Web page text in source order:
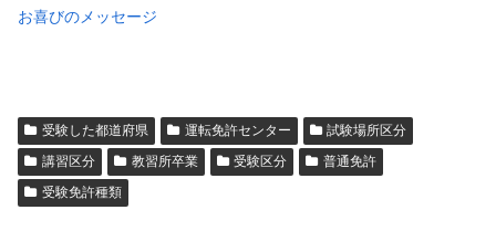
お喜びのメッセージ
受験した都道府県 運転免許センター
試験場所区分
講習区分
教習所卒業 受験区分
普通免許
受験免許種類